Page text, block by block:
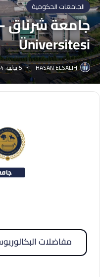
الجامعات الحكومية
Üniversitesi
HASAN ELSALIH 5 يوليو، 2024
مفاضلات